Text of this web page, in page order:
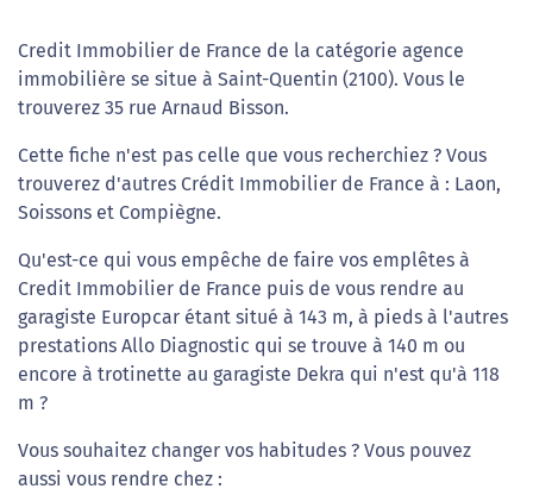
Credit Immobilier de France de la catégorie agence
immobilière se situe à Saint-Quentin (2100). Vous le
trouverez 35 rue Arnaud Bisson.
Cette fiche n'est pas celle que vous recherchiez ? Vous
trouverez d'autres Crédit Immobilier de France à : Laon,
Soissons et Compiègne.
Qu'est-ce qui vous empêche de faire vos emplêtes à
Credit Immobilier de France puis de vous rendre au
garagiste Europcar étant situé à 143 m, à pieds à l'autres
prestations Allo Diagnostic qui se trouve à 140 m ou
encore à trotinette au garagiste Dekra qui n'est qu'à 118
m ?
Vous souhaitez changer vos habitudes ? Vous pouvez
aussi vous rendre chez :